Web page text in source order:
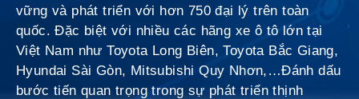
vững và phát triển với hơn 750 đại lý trên toàn
quốc. Đặc biệt với nhiều các hãng xe ô tô lớn tại
Việt Nam như Toyota Long Biên, Toyota Bắc Giang,
Hyundai Sài Gòn, Mitsubishi Quy Nhơn,…Đánh dấu
bước tiến quan trọng trong sự phát triển thịnh